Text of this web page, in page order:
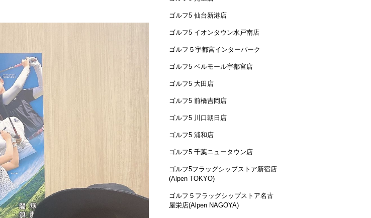
ゴルフ5 仙台新港店
ゴルフ5 イオンタウン水戸南店
ゴルフ５宇都宮インターパーク
ゴルフ5 ベルモール宇都宮店
ゴルフ5 大田店
ゴルフ5 前橋吉岡店
ゴルフ5 川口朝日店
ゴルフ5 浦和店
ゴルフ5 千葉ニュータウン店
ゴルフ5フラッグシップストア新宿店
(Alpen TOKYO)
ゴルフ５フラッグシップストア名古
屋栄店(Alpen NAGOYA)